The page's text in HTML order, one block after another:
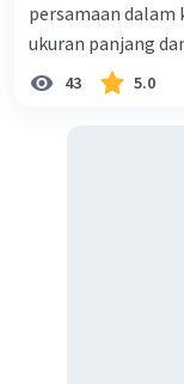
persamaan dalam
ukuran panjang
43 5.0